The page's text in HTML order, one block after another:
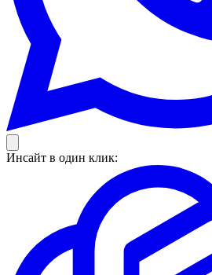
Инсайт в один клик: